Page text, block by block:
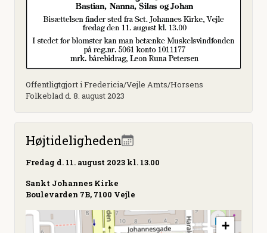
Offentligtgjort i Fredericia/Vejle Amts/Horsens
Folkeblad d. 8. august 2023
Højtideligheden
Fredag d. 11. august 2023 kl. 13.00
Sankt Johannes Kirke
Boulevarden 7B, 7100 Vejle
+